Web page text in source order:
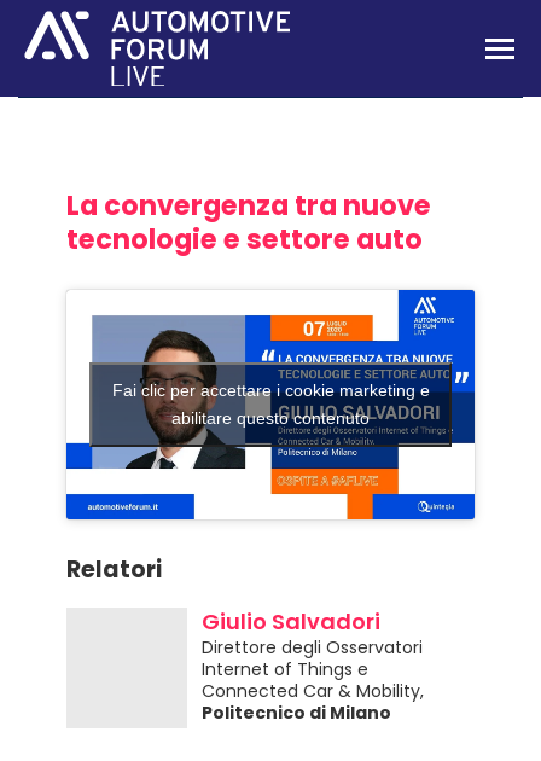
La convergenza tra nuove
tecnologie e settore auto
Fai clic per accettare i cookie marketing e
abilitare questo contenuto
Relatori
Giulio Salvadori
Direttore degli Osservatori
Internet of Things e
Connected Car & Mobility,
Politecnico di Milano